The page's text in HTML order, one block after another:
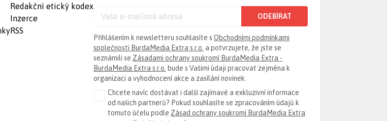
Redakční etický kodex
Inzerce
RSS
ODEBÍRAT
Přihlášením k newsletteru souhlasíte s Obchodními podmínkami
společnosti BurdaMedia Extra s.r.o. a potvrzujete, že jste se
seznámili se Zásadami ochrany soukromí BurdaMedia Extra -
BurdaMedia Extra s.r.o. bude s Vašimi údaji pracovat zejména k
organizaci a vyhodnocení akce a zasílání novinek.
Chcete navíc dostávat i další zajímavé a exkluzivní informace
od našich partnerů? Pokud souhlasíte se zpracováním údajů k
tomuto účelu podle Zásad ochrany soukromí BurdaMedia Extra